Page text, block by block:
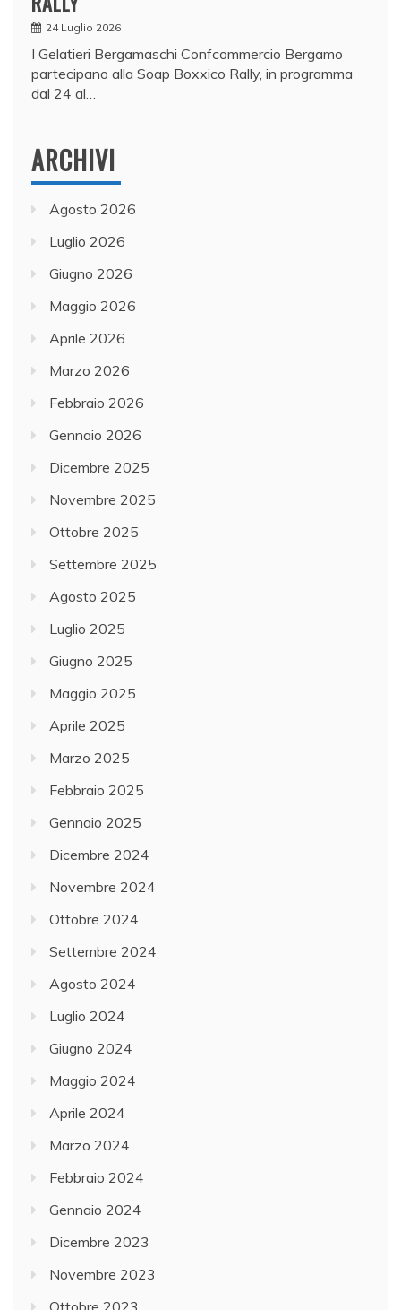
24 Luglio 2026
I Gelatieri Bergamaschi Confcommercio Bergamo
partecipano alla Soap Boxxico Rally, in programma
dal 24 al…
ARCHIVI
Agosto 2026
Luglio 2026
Giugno 2026
Maggio 2026
Aprile 2026
Marzo 2026
Febbraio 2026
Gennaio 2026
Dicembre 2025
Novembre 2025
Ottobre 2025
Settembre 2025
Agosto 2025
Luglio 2025
Giugno 2025
Maggio 2025
Aprile 2025
Marzo 2025
Febbraio 2025
Gennaio 2025
Dicembre 2024
Novembre 2024
Ottobre 2024
Settembre 2024
Agosto 2024
Luglio 2024
Giugno 2024
Maggio 2024
Aprile 2024
Marzo 2024
Febbraio 2024
Gennaio 2024
Dicembre 2023
Novembre 2023